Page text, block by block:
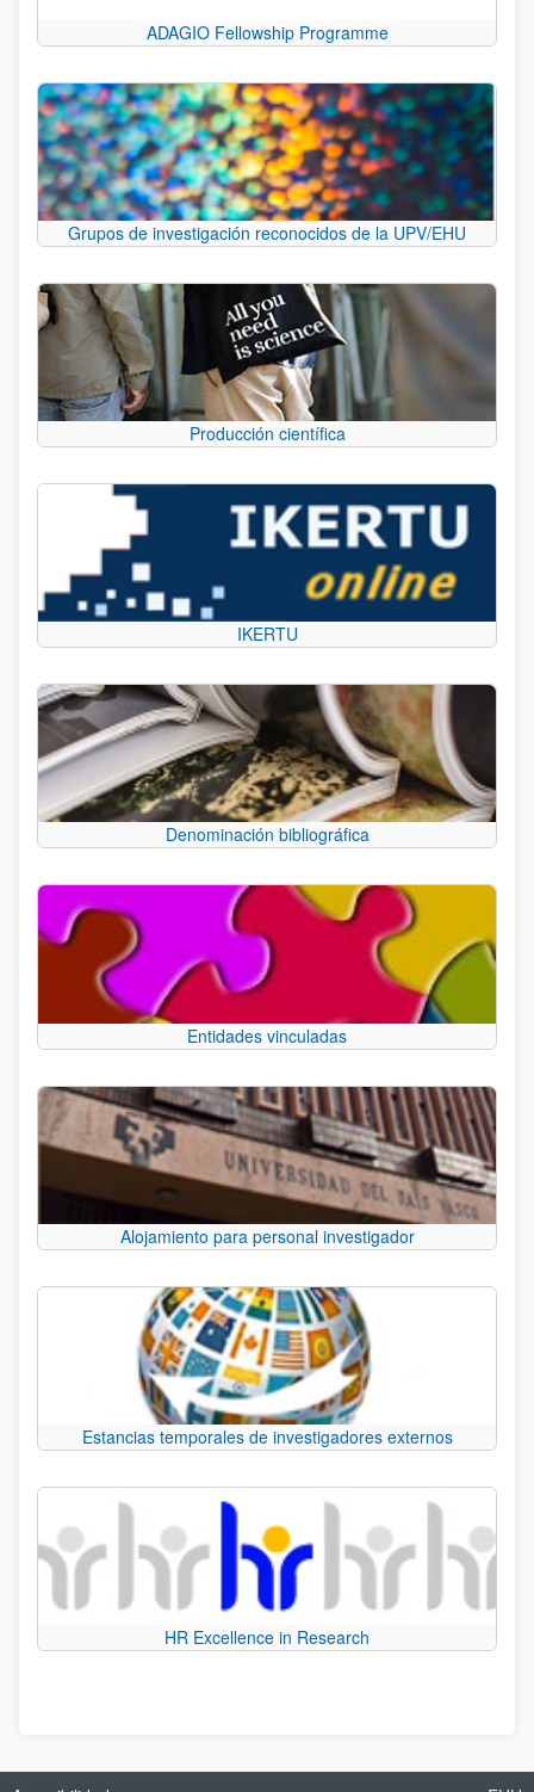
ADAGIO Fellowship Programme
Grupos de investigación reconocidos de la UPV/EHU
Producción científica
IKERTU
Denominación bibliográfica
Entidades vinculadas
Alojamiento para personal investigador
Estancias temporales de investigadores externos
HR Excellence in Research